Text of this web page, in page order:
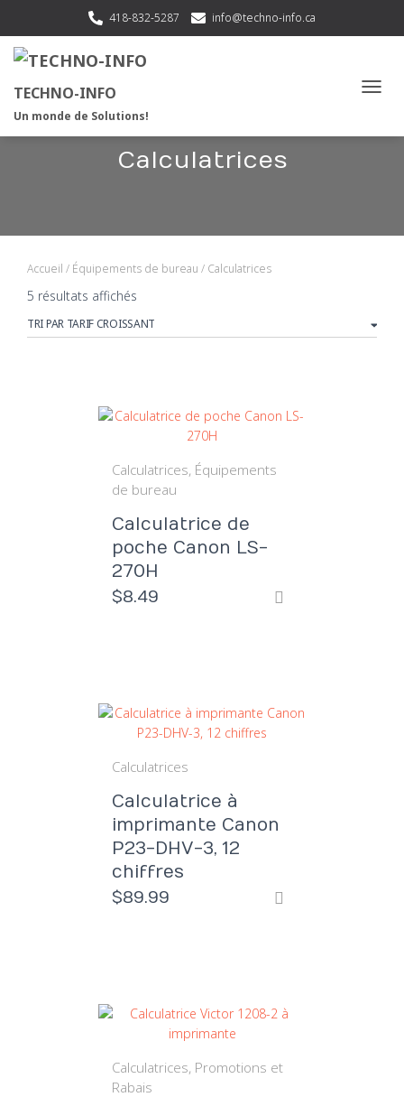
418-832-5287 info@techno-info.ca
TECHNO-INFO
Un monde de Solutions!
Calculatrices
Accueil / Équipements de bureau / Calculatrices
5 résultats affichés
prix
Calculatrices Équipements
de bureau
Calculatrice de
poche Canon LS-
270H
$8.49
Calculatrices
Calculatrice à
imprimante Canon
P23-DHV-3, 12
chiffres
$89.99
Calculatrices Promotions et
Rabais